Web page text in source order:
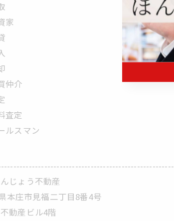
家
仲介
査定
ルスマン
じょう不動産
本庄市見福二丁目8番4号
動産ビル4階